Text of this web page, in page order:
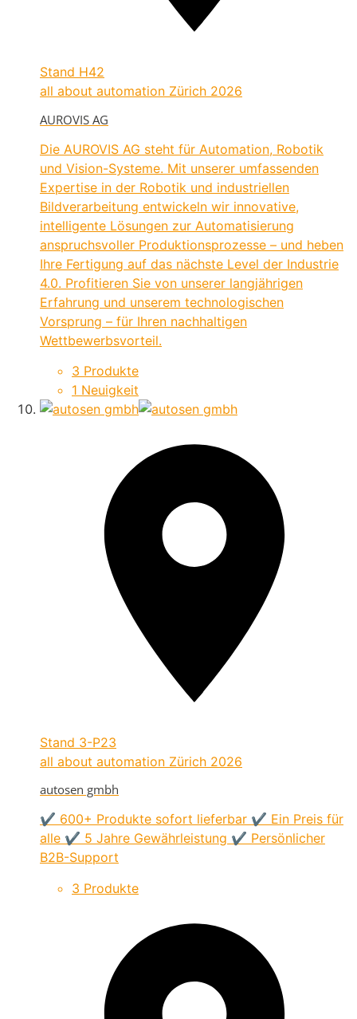
Stand H42
all about automation Zürich 2026
AUROVIS AG
Die AUROVIS AG steht für Automation, Robotik
und Vision-Systeme. Mit unserer umfassenden
Expertise in der Robotik und industriellen
Bildverarbeitung entwickeln wir innovative,
intelligente Lösungen zur Automatisierung
anspruchsvoller Produktionsprozesse – und heben
Ihre Fertigung auf das nächste Level der Industrie
4.0. Profitieren Sie von unserer langjährigen
Erfahrung und unserem technologischen
Vorsprung – für Ihren nachhaltigen
Wettbewerbsvorteil.
3 Produkte
1 Neuigkeit
Stand 3-P23
all about automation Zürich 2026
autosen gmbh
✔ 600+ Produkte sofort lieferbar ✔ Ein Preis für
alle ✔ 5 Jahre Gewährleistung ✔ Persönlicher
B2B-Support
3 Produkte